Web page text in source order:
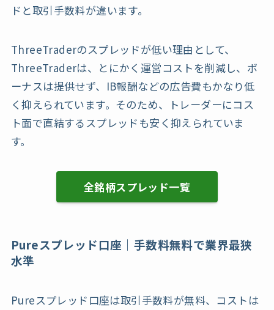
ドと取引手数料が違います。
ThreeTraderのスプレッドが低い理由として、
ThreeTraderは、とにかく運営コストを削減し、ボ
ーナスは提供せず、IB報酬などの広告費もかなり低
く抑えられています。そのため、トレーダーにコス
ト面で直結するスプレッドも安く抑えられていま
す。
全銘柄スプレッド一覧
Pureスプレッド口座｜手数料無料で業界最狭
水準
Pureスプレッド口座は取引手数料が無料、コストは